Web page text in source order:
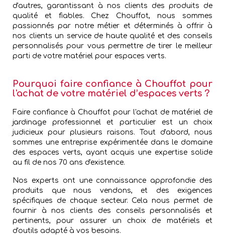
d'autres, garantissant à nos clients des produits de
qualité et fiables. Chez Chouffot, nous sommes
passionnés par notre métier et déterminés à offrir à
nos clients un service de haute qualité et des conseils
personnalisés pour vous permettre de tirer le meilleur
parti de votre matériel pour espaces verts.
Pourquoi faire confiance à Chouffot pour
l'achat de votre matériel d’espaces verts ?
Faire confiance à Chouffot pour l'achat de matériel de
jardinage professionnel et particulier est un choix
judicieux pour plusieurs raisons. Tout d'abord, nous
sommes une entreprise expérimentée dans le domaine
des espaces verts, ayant acquis une expertise solide
au fil de nos 70 ans d'existence.
Nos experts ont une connaissance approfondie des
produits que nous vendons, et des exigences
spécifiques de chaque secteur. Cela nous permet de
fournir à nos clients des conseils personnalisés et
pertinents, pour assurer un choix de matériels et
d'outils adapté à vos besoins.